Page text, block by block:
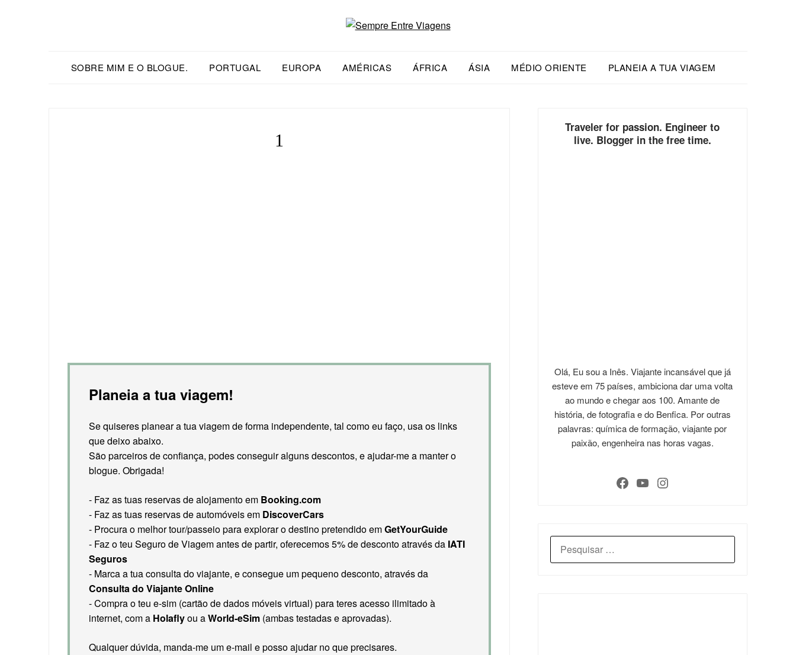
SOBRE MIM E O BLOGUE. PORTUGAL EUROPA AMÉRICAS ÁFRICA ÁSIA MÉDIO ORIENTE PLANEIA A TUA VIAGEM
1
Planeia a tua viagem!
Se quiseres planear a tua viagem de forma independente, tal como eu faço, usa os links
que deixo abaixo.
São parceiros de confiança, podes conseguir alguns descontos, e ajudar-me a manter o
blogue. Obrigada!
- Faz as tuas reservas de alojamento em Booking.com
- Faz as tuas reservas de automóveis em DiscoverCars
- Procura o melhor tour/passeio para explorar o destino pretendido emGetYourGuide
- Faz o teu Seguro de Viagem antes de partir, oferecemos 5% de desconto através da IATI
Seguros
- Marca a tua consulta do viajante, e consegue um pequeno desconto, através da
Consulta do Viajante Online
- Compra o teu e-sim (cartão de dados móveis virtual) para teres acesso ilimitado à
internet, com a Holaflyou aWorld-eSim (ambas testadas e aprovadas).
Qualquer dúvida, manda-me um e-mail e posso ajudar no que precisares.
Traveler for passion. Engineer to
live. Blogger in the free time.
Olá, Eu sou a Inês. Viajante incansável que já
esteve em 75 países, ambiciona dar uma volta
ao mundo e chegar aos 100. Amante de
história, de fotografia e do Benfica. Por outras
palavras: química de formação, viajante por
paixão, engenheira nas horas vagas.